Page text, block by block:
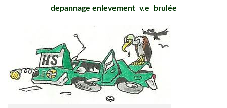
depannage enlevement v.e brulée